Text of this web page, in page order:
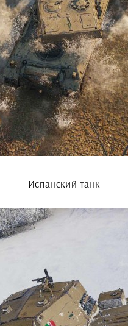
Испанский танк